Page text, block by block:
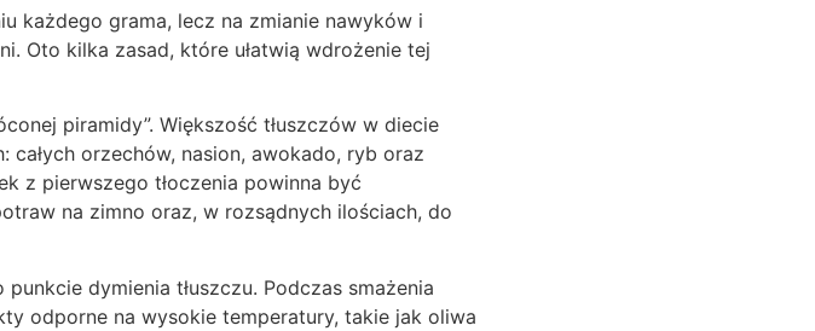
każdego grama, lecz na zmianie nawyków i
Oto kilka zasad, które ułatwią wdrożenie tej
piramidy”. Większość tłuszczów w diecie
orzechów, nasion, awokado, ryb oraz
z pierwszego tłoczenia powinna być
na zimno oraz, w rozsądnych ilościach, do
dymienia tłuszczu. Podczas smażenia
odporne na wysokie temperatury, takie jak oliwa